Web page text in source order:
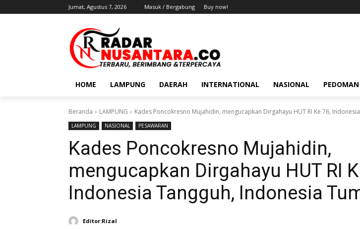
Jumat, Agustus 7, 2026 Masuk / Bergabung Buy now!
HOME LAMPUNG DAERAH INTERNATIONAL NASIONAL
Beranda LAMPUNG Kades Poncokresno Mujahidin, mengucapkan Dirgahayu HUT RI Ke 76,
LAMPUNG NASIONAL PESAWARAN
Kades Poncokresno Mujahidin,
mengucapkan Dirgahayu HUT RI
Indonesia Tangguh, Indonesia
Editor:Rizal